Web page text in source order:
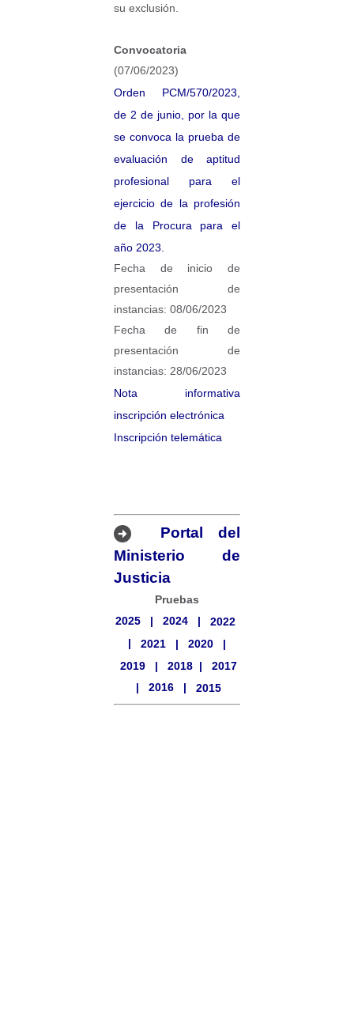
su exclusión.​
Convocatoria
(07/06/2023)
Orden PCM/570/2023,
de 2 de junio, por la que
se convoca la prueba de
evaluación de aptitud
profesional para el
ejercicio de la profesión
de la Procura para el
año 2023.
Fecha de inicio de
presentación de
instancias: 08/06/2023
Fecha de fin de
presentación de
instancias: 28/06/2023
Nota informativa
inscripción electrónica
Inscripción telemática
Portal del
Ministerio de
Justicia
Pruebas
2025 | 2024 | 2022
| 2021 | 2020 |
2019 | 2018 | 2017
| 2016 | 2015